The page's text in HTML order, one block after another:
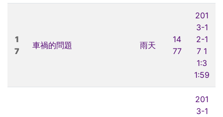
1
7
車禍的問題 雨天
14
77
201
3-1
2-1
7 1
1:3
1:59
201
3-1